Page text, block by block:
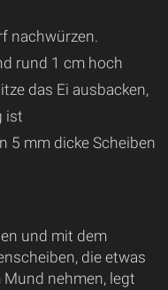
nachwürzen.
rund 1 cm hoch
das Ei ausbacken,
ist
5 mm dicke Scheiben
und mit dem
die etwas
nehmen, legt